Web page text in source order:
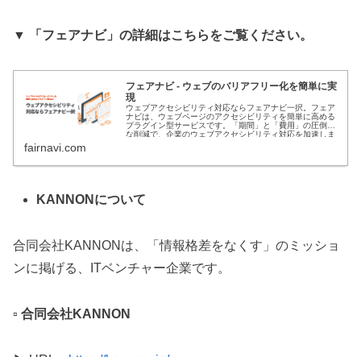
▼ 「フェアナビ」の詳細はこちらをご覧ください。
フェアナビ - ウェブのバリアフリー化を簡単に実
現
ウェブアクセシビリティ対応ならフェアナビ一択。フェア
ナビは、ウェブページのアクセシビリティを簡単に高める
プラグイン型サービスです。「期間」と「費用」の圧倒的
な削減で、企業のウェブアクセシビリティ対応を加速しま
fairnavi.com
KANNONについて
合同会社KANNONは、「情報格差をなくす」のミッショ
ンに掲げる、ITベンチャー企業です。
▫️ 合同会社KANNON